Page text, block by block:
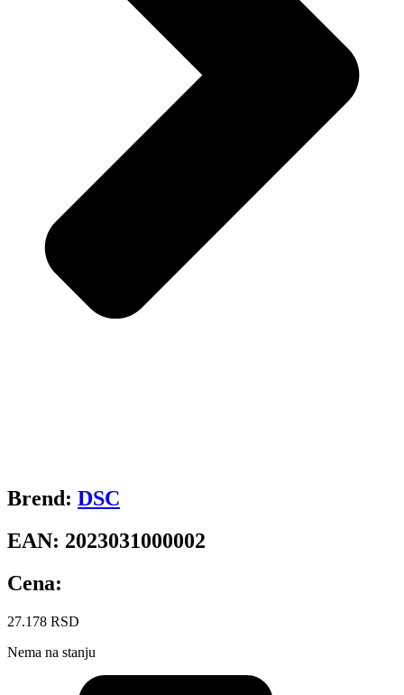
Brend: DSC
EAN: 2023031000002
Cena:
27.178 RSD
Nema na stanju